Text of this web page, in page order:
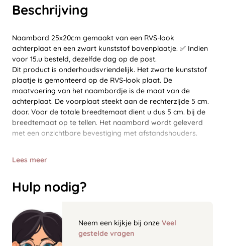
Beschrijving
Naambord 25x20cm gemaakt van een RVS-look
achterplaat en een zwart kunststof bovenplaatje. ✅ Indien
voor 15.u besteld, dezelfde dag op de post.
Dit product is onderhoudsvriendelijk. Het zwarte kunststof
plaatje is gemonteerd op de RVS-look plaat. De
maatvoering van het naambordje is de maat van de
achterplaat. De voorplaat steekt aan de rechterzijde 5 cm.
door. Voor de totale breedtemaat dient u dus 5 cm. bij de
breedtemaat op te tellen. Het naambord wordt geleverd
met een onzichtbare bevestiging met afstandshouders.
Lees meer
Hulp nodig?
Neem een kijkje bij onze Veel
gestelde vragen